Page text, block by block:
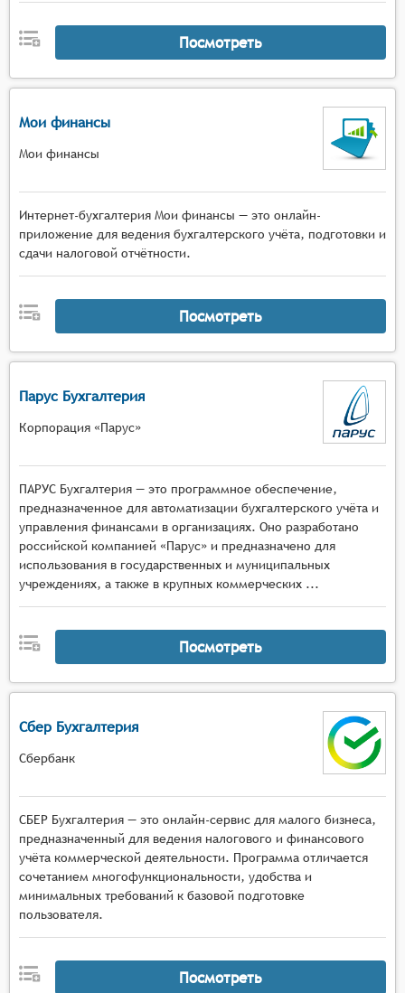
Посмотреть
Мои финансы
Мои финансы
Интернет-бухгалтерия Мои финансы — это онлайн-
приложение для ведения бухгалтерского учёта, подготовки и
сдачи налоговой отчётности.
Посмотреть
Парус Бухгалтерия
Корпорация «Парус»
ПАРУС Бухгалтерия — это программное обеспечение,
предназначенное для автоматизации бухгалтерского учёта и
управления финансами в организациях. Оно разработано
российской компанией «Парус» и предназначено для
использования в государственных и муниципальных
учреждениях, а также в крупных коммерческих ...
Посмотреть
Сбер Бухгалтерия
Сбербанк
СБЕР Бухгалтерия — это онлайн-сервис для малого бизнеса,
предназначенный для ведения налогового и финансового
учёта коммерческой деятельности. Программа отличается
сочетанием многофункциональности, удобства и
минимальных требований к базовой подготовке
пользователя.
Посмотреть